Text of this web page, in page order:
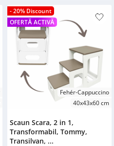
- 20% Discount
OFERTĂ ACTIVĂ
Fehér-Cappuccino
40x43x60 cm
Scaun Scara, 2 in 1,
Transformabil, Tommy,
Transilvan, ...